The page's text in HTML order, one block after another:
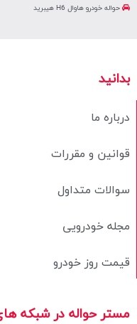
حواله خودرو هاوال H6 هیبرید
بدانید
درباره ما
قوانین و مقررات
سوالات متداول
مجله خودرویی
قیمت روز خودرو
مستر حواله در شبکه